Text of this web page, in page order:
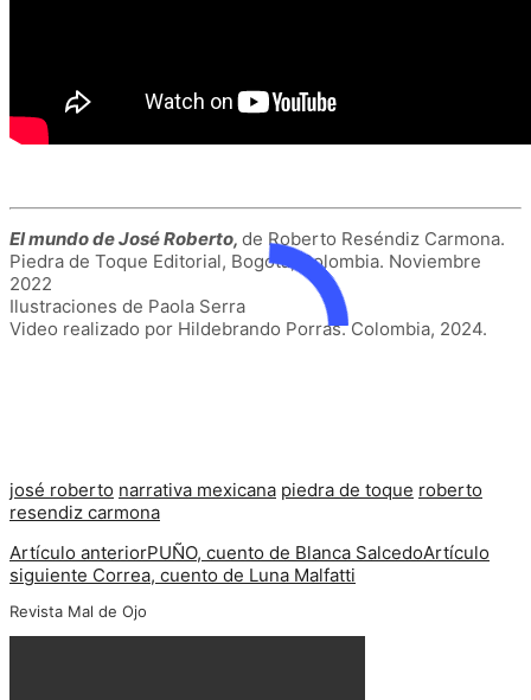
El mundo de José Roberto, de Roberto Reséndiz Carmona.
Piedra de Toque Editorial, Bogotá, Colombia. Noviembre
2022
Ilustraciones de Paola Serra
Video realizado por Hildebrando Porras. Colombia, 2024.
josé roberto narrativa mexicana piedra de toque roberto
resendiz carmona
Artículo anteriorPUÑO, cuento de Blanca SalcedoArtículo
siguiente Correa, cuento de Luna Malfatti
Revista Mal de Ojo